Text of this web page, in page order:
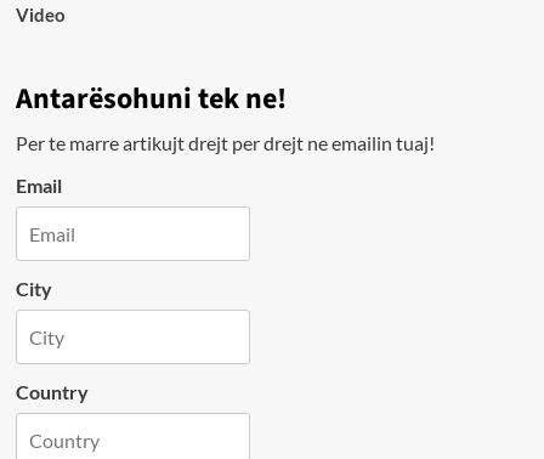
Video
Antarësohuni tek ne!
Per te marre artikujt drejt per drejt ne emailin tuaj!
Email
City
Country